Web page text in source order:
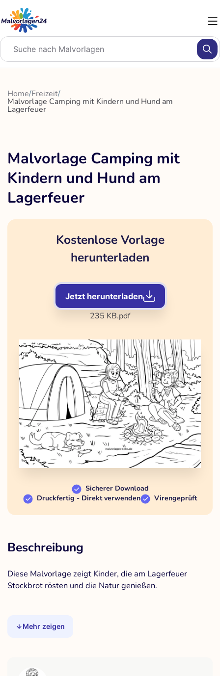
Inhalt
springen
Home/Freizeit/
Malvorlage Camping mit Kindern und Hund am
Lagerfeuer
Malvorlage Camping mit
Kindern und Hund am
Lagerfeuer
Kostenlose Vorlage
herunterladen
Jetzt herunterladen
235 KB.pdf
Sicherer Download
Druckfertig - Direkt verwenden
Virengeprüft
Beschreibung
Diese Malvorlage zeigt Kinder, die am Lagerfeuer
Stockbrot rösten und die Natur genießen.
Mehr zeigen